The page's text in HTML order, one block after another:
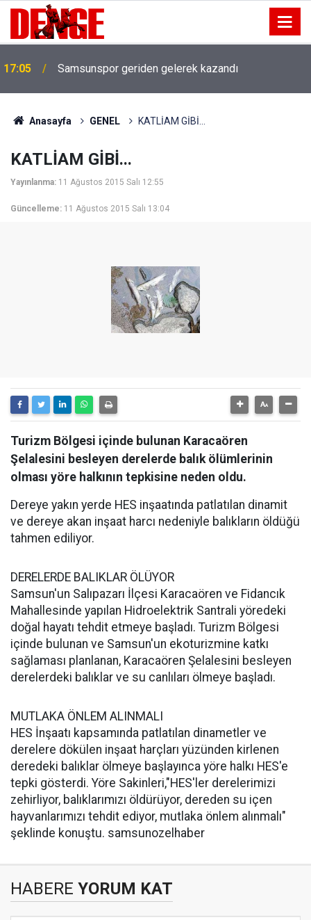
17:05 Samsunspor geriden gelerek kazandı
Anasayfa GENEL KATLİAM GİBİ...
KATLİAM GİBİ...
Yayınlanma: 11 Ağustos 2015 Salı 12:55
Güncelleme: 11 Ağustos 2015 Salı 13:04
Turizm Bölgesi içinde bulunan Karacaören
Şelalesini besleyen derelerde balık ölümlerinin
olması yöre halkının tepkisine neden oldu.
Dereye yakın yerde HES inşaatında patlatılan dinamit
ve dereye akan inşaat harcı nedeniyle balıkların öldüğü
tahmen ediliyor.
DERELERDE BALIKLAR ÖLÜYOR
Samsun'un Salıpazarı İlçesi Karacaören ve Fidancık
Mahallesinde yapılan Hidroelektrik Santrali yöredeki
doğal hayatı tehdit etmeye başladı. Turizm Bölgesi
içinde bulunan ve Samsun'un ekoturizmine katkı
sağlaması planlanan, Karacaören Şelalesini besleyen
derelerdeki balıklar ve su canlıları ölmeye başladı.
MUTLAKA ÖNLEM ALINMALI
HES İnşaatı kapsamında patlatılan dinametler ve
derelere dökülen inşaat harçları yüzünden kirlenen
deredeki balıklar ölmeye başlayınca yöre halkı HES'e
tepki gösterdi. Yöre Sakinleri,"HES'ler derelerimizi
zehirliyor, balıklarımızı öldürüyor, dereden su içen
hayvanlarımızı tehdit ediyor, mutlaka önlem alınmalı"
şeklinde konuştu. samsunozelhaber
HABERE YORUM KAT